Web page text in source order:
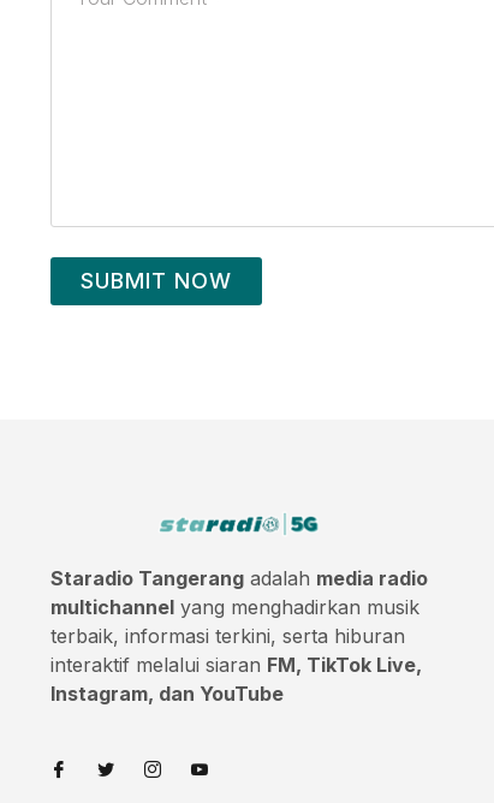
SUBMIT NOW
Staradio Tangerang adalah media radio
multichannel yang menghadirkan musik
terbaik, informasi terkini, serta hiburan
interaktif melalui siaran FM, TikTok Live,
Instagram, dan YouTube